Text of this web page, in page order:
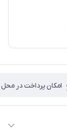
امکان پرداخت در محل